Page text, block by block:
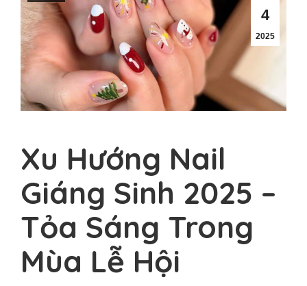
4
2025
Xu Hướng Nail
Giáng Sinh 2025 –
Tỏa Sáng Trong
Mùa Lễ Hội